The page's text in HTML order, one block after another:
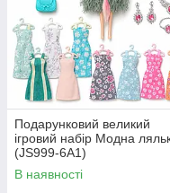
Подарунковий великий
ігровий набір Модна
(JS999-6A1)
В наявності